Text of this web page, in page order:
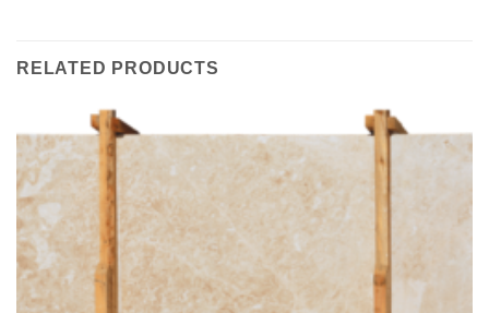
RELATED PRODUCTS